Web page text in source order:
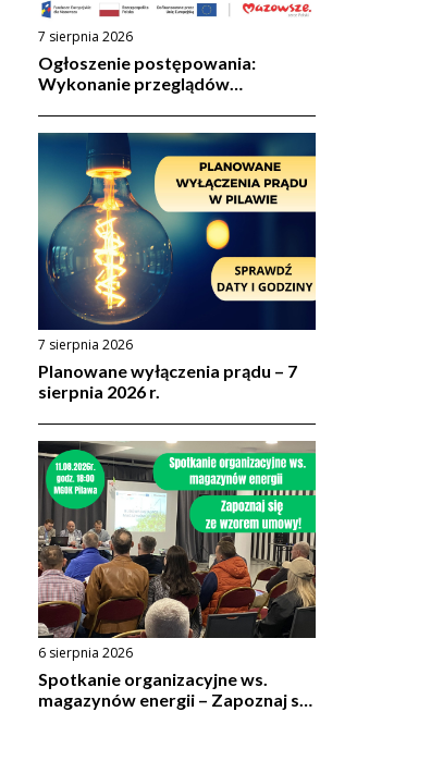
7 sierpnia 2026
Ogłoszenie postępowania:
Wykonanie przeglądów
7 sierpnia 2026
Planowane wyłączenia prądu – 7
sierpnia 2026 r.
6 sierpnia 2026
Spotkanie organizacyjne ws.
magazynów energii – Zapoznaj się